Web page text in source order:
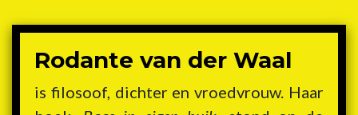
Rodante van der Waal
is filosoof, dichter en vroedvrouw. Haar